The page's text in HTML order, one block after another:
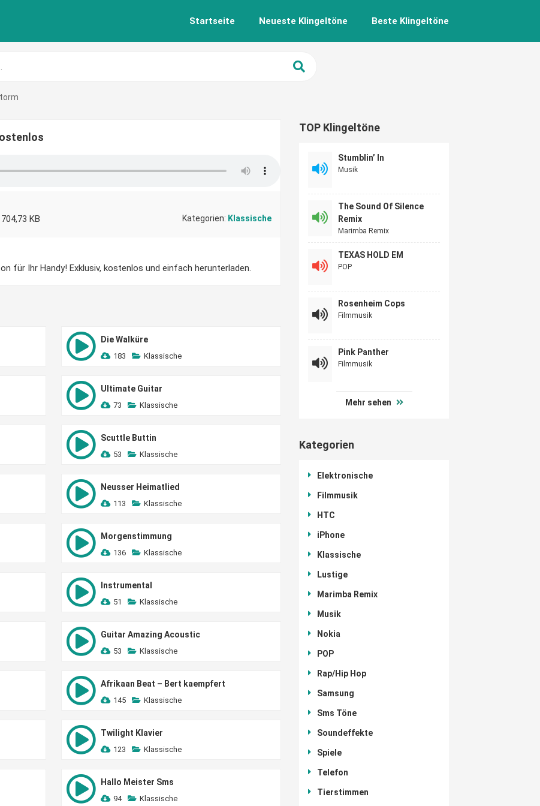
Startseite Neueste Klingeltöne Beste Klingeltöne
704,73 KB Kategorien: Klassische
für Ihr Handy! Exklusiv, kostenlos und einfach herunterladen.
Die Walküre
183 Klassische
Ultimate Guitar
73 Klassische
Scuttle Buttin
53 Klassische
Neusser Heimatlied
113 Klassische
Morgenstimmung
136 Klassische
Instrumental
51 Klassische
Guitar Amazing Acoustic
53 Klassische
Afrikaan Beat – Bert kaempfert
145 Klassische
Twilight Klavier
123 Klassische
Hallo Meister Sms
94 Klassische
TOP Klingeltöne
Stumblin’ In
Musik
The Sound Of Silence
Remix
Marimba Remix
TEXAS HOLD EM
POP
Rosenheim Cops
Filmmusik
Pink Panther
Filmmusik
Mehr sehen
Kategorien
Elektronische
Filmmusik
HTC
iPhone
Klassische
Lustige
Marimba Remix
Musik
Nokia
POP
Rap/Hip Hop
Samsung
Sms Töne
Soundeffekte
Spiele
Telefon
Tierstimmen